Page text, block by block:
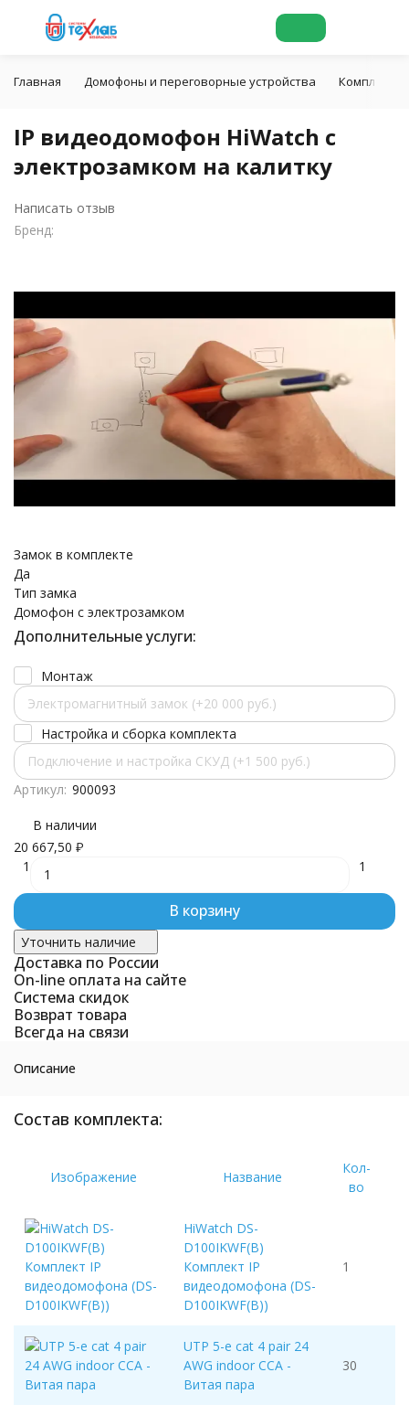
Главная Домофоны и переговорные устройства Комплекты
IP видеодомофон HiWatch с
электрозамком на калитку
Написать отзыв
Бренд:
Замок в комплекте
Да
Тип замка
Домофон с электрозамком
Дополнительные услуги:
Монтаж
Электромагнитный замок (+20 000 руб.)
Настройка и сборка комплекта
Подключение и настройка СКУД (+1 500 руб.)
Артикул: 900093
В наличии
20 667,50 ₽
1
1
В корзину
Уточнить наличие
Доставка по России
On-line оплата на сайте
Система скидок
Возврат товара
Всегда на связи
Описание
Состав комплекта:
Изображение Название
Кол-
во
HiWatch DS-
D100IKWF(B)
Комплект IP
видеодомофона (DS-
D100IKWF(B))
1
UTP 5-e cat 4 pair 24
AWG indoor CCA -
Витая пара
30